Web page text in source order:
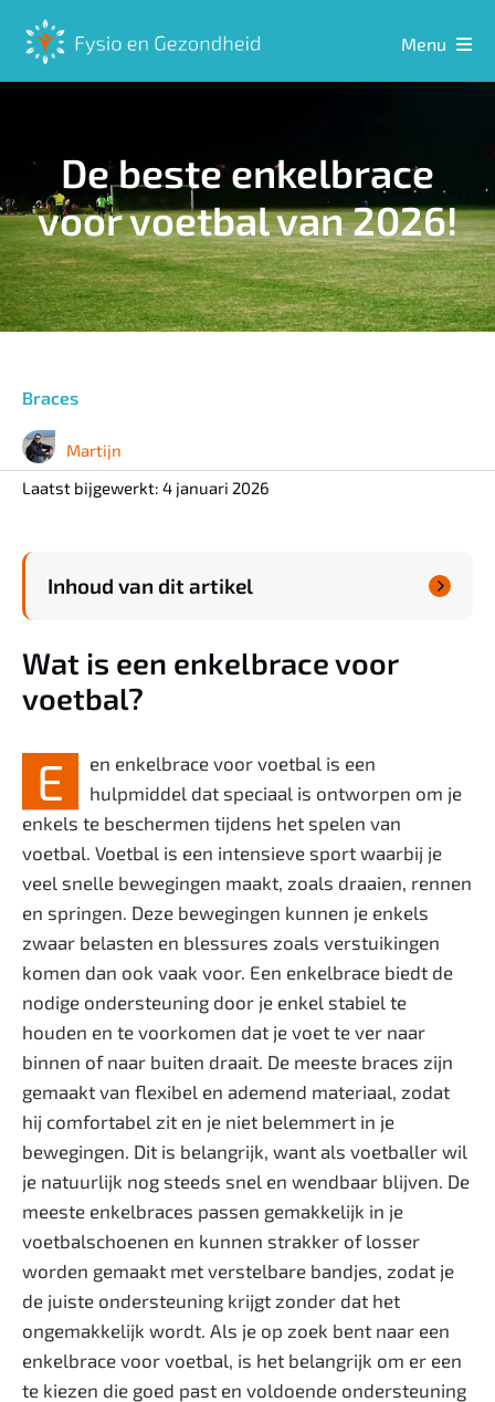
naar
inhoud
Menu
Sport
Hulpmiddelen
Meten
Ontspanning
Voeding
Zwanger & Baby
De beste enkelbrace
voor voetbal van 2026!
Braces
Martijn
Laatst bijgewerkt: 4 januari 2026
Inhoud van dit artikel 
Wat is een enkelbrace voor
voetbal?
E
en enkelbrace voor voetbal is een
hulpmiddel dat speciaal is ontworpen om je
enkels te beschermen tijdens het spelen van
voetbal. Voetbal is een intensieve sport waarbij je
veel snelle bewegingen maakt, zoals draaien, rennen
en springen. Deze bewegingen kunnen je enkels
zwaar belasten en blessures zoals verstuikingen
komen dan ook vaak voor. Een enkelbrace biedt de
nodige ondersteuning door je enkel stabiel te
houden en te voorkomen dat je voet te ver naar
binnen of naar buiten draait. De meeste braces zijn
gemaakt van flexibel en ademend materiaal, zodat
hij comfortabel zit en je niet belemmert in je
bewegingen. Dit is belangrijk, want als voetballer wil
je natuurlijk nog steeds snel en wendbaar blijven. De
meeste enkelbraces passen gemakkelijk in je
voetbalschoenen en kunnen strakker of losser
worden gemaakt met verstelbare bandjes, zodat je
de juiste ondersteuning krijgt zonder dat het
ongemakkelijk wordt. Als je op zoek bent naar een
enkelbrace voor voetbal, is het belangrijk om er een
te kiezen die goed past en voldoende ondersteuning